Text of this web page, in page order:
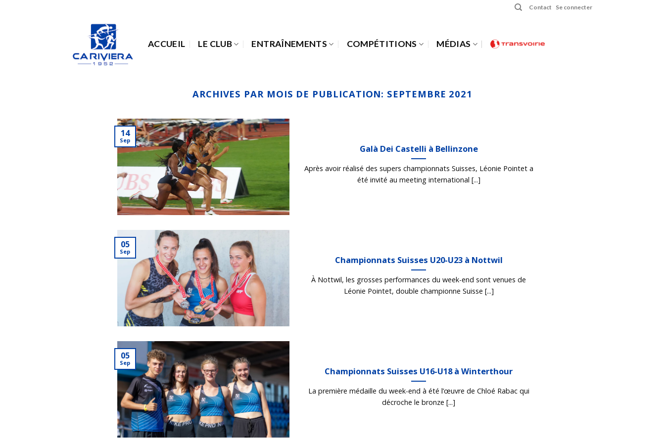
Contact Se connecter
ACCUEIL LE CLUB ENTRAÎNEMENTS COMPÉTITIONS MÉDIAS
ARCHIVES PAR MOIS DE PUBLICATION: SEPTEMBRE 2021
Galà Dei Castelli à Bellinzone
Après avoir réalisé des supers championnats Suisses, Léonie Pointet a
été invité au meeting international [...]
14
Sep
Championnats Suisses U20-U23 à Nottwil
À Nottwil, les grosses performances du week-end sont venues de
Léonie Pointet, double championne Suisse [...]
05
Sep
Championnats Suisses U16-U18 à Winterthour
La première médaille du week-end à été l’œuvre de Chloé Rabac qui
décroche le bronze [...]
05
Sep